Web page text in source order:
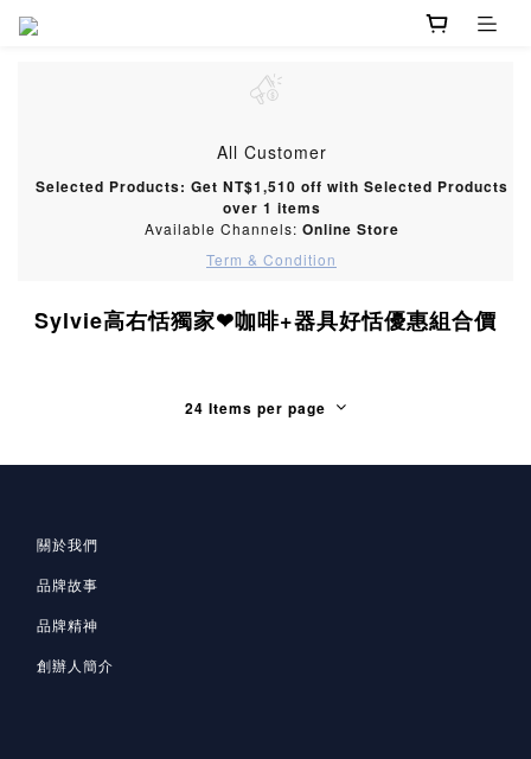
All Customer
Selected Products: Get NT$1,510 off with Selected Products
over 1 items
Available Channels: Online Store
Term & Condition
Sylvie高右恬獨家❤咖啡+器具好恬優惠組合價
24 Items per page
關於我們
品牌故事
品牌精神
創辦人簡介